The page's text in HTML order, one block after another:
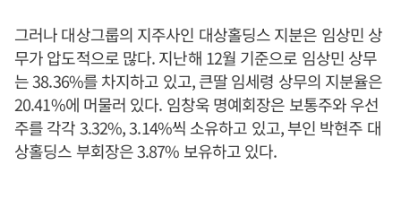
그러나 대상그룹의 지주사인 대상홀딩스 지분은 임상민 상
무가 압도적으로 많다. 지난해 12월 기준으로 임상민 상무
는 38.36%를 차지하고 있고, 큰딸 임세령 상무의 지분율은
20.41%에 머물러 있다. 임창욱 명예회장은 보통주와 우선
주를 각각 3.32%, 3.14%씩 소유하고 있고, 부인 박현주 대
상홀딩스 부회장은 3.87% 보유하고 있다.